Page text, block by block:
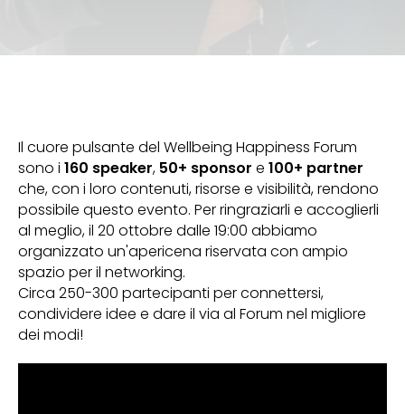
Il cuore pulsante del Wellbeing Happiness Forum
sono i 160 speaker, 50+ sponsor e 100+ partner
che, con i loro contenuti, risorse e visibilità, rendono
possibile questo evento. Per ringraziarli e accoglierli
al meglio, il 20 ottobre dalle 19:00 abbiamo
organizzato un'apericena riservata con ampio
spazio per il networking.
Circa 250-300 partecipanti per connettersi,
condividere idee e dare il via al Forum nel migliore
dei modi!